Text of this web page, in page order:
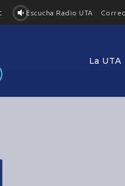
Escucha Radio UTA
La UTA